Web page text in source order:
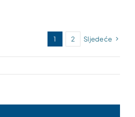
1 2 Sljedeće